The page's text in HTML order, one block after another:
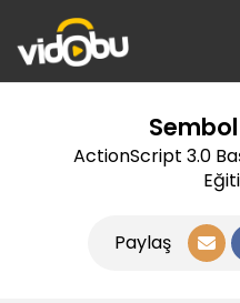
ActionScript 3.0
Paylaş